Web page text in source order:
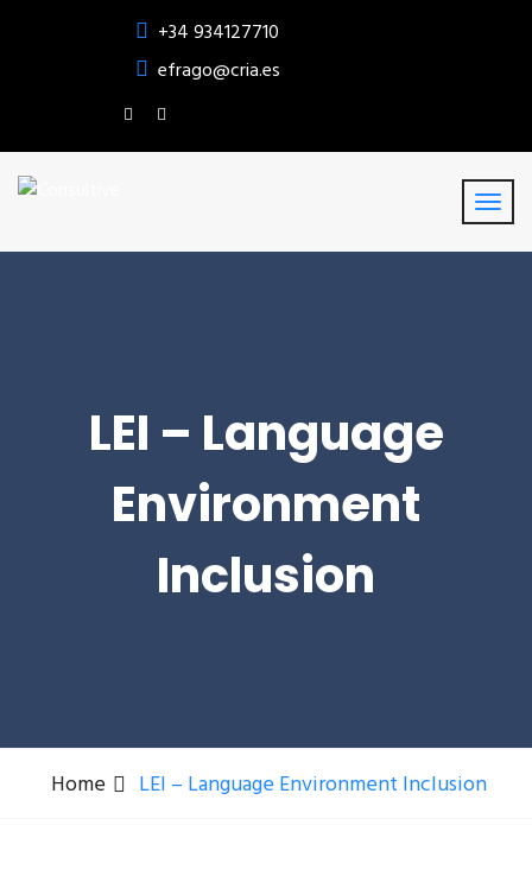
+34 934127710
efrago@cria.es
LEI – Language
Environment
Inclusion
Home LEI – Language Environment Inclusion